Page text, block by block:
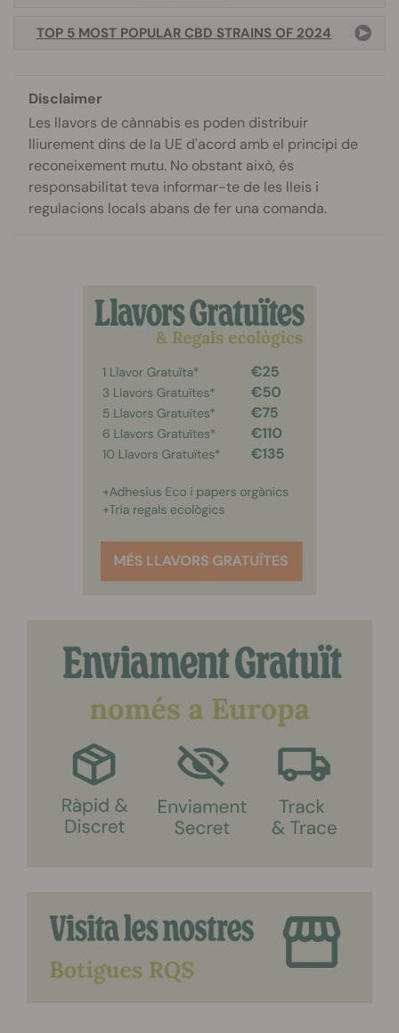
TOP 5 MOST POPULAR CBD STRAINS OF 2024
Disclaimer
Les llavors de cànnabis es poden distribuir
lliurement dins de la UE d'acord amb el principi de
reconeixement mutu. No obstant això, és
responsabilitat teva informar-te de les lleis i
regulacions locals abans de fer una comanda.